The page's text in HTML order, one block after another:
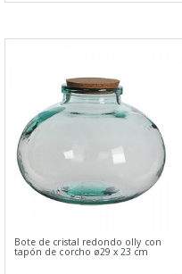
Bote de cristal redondo olly con
tapón de corcho ø29 x 23 cm